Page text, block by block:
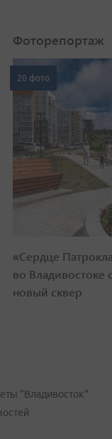
Фоторепортаж
20 фото
«Сердце
во Владивостоке
новый сквер
"Владивосток"